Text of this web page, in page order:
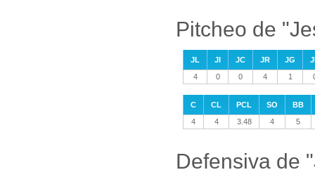
Pitcheo de
JL JI JC JR JG
4
0 0 4 1
C CL PCL SO
BB
4
4 3.48 4 5
Defensiva de